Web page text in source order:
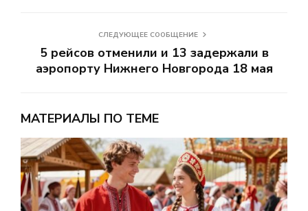
СЛЕДУЮЩЕЕ СООБЩЕНИЕ
5 рейсов отменили и 13 задержали в
аэропорту Нижнего Новгорода 18 мая
МАТЕРИАЛЫ ПО ТЕМЕ